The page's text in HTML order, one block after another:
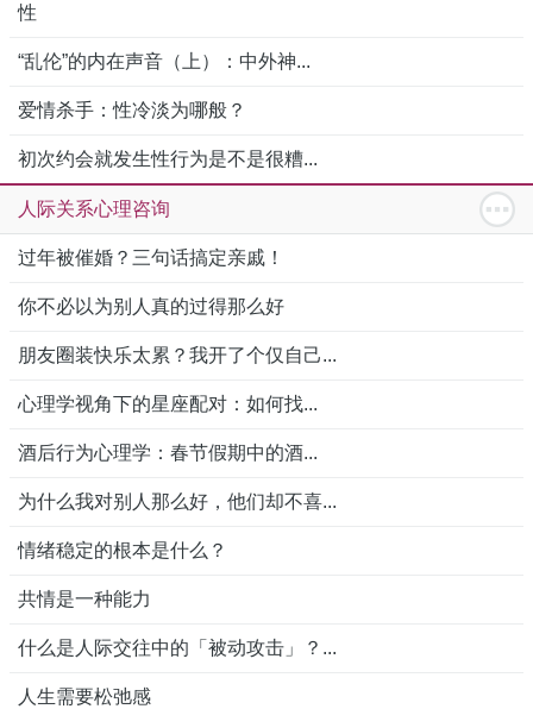
性
“乱伦”的内在声音（上）：中外神...
爱情杀手：性冷淡为哪般？
初次约会就发生性行为是不是很糟...
人际关系心理咨询
过年被催婚？三句话搞定亲戚！
你不必以为别人真的过得那么好
朋友圈装快乐太累？我开了个仅自己...
心理学视角下的星座配对：如何找...
酒后行为心理学：春节假期中的酒...
为什么我对别人那么好，他们却不喜...
情绪稳定的根本是什么？
共情是一种能力
什么是人际交往中的「被动攻击」？...
人生需要松弛感